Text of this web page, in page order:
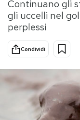
Tecnologia
Internet
Scienza
Cultura
Economia
PODCAST
Continuano gli
gli uccelli nel
perplessi
Condividi